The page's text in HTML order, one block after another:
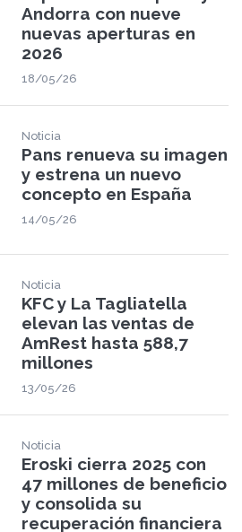
Andorra con nueve
nuevas aperturas en
2026
18/05/26
Noticia
Pans renueva su imagen
y estrena un nuevo
concepto en España
14/05/26
Noticia
KFC y La Tagliatella
elevan las ventas de
AmRest hasta 588,7
millones
13/05/26
Noticia
Eroski cierra 2025 con
47 millones de beneficio
y consolida su
recuperación financiera